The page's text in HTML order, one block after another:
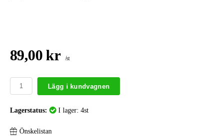
89,00 kr /st
Lägg i kundvagnen
Lagerstatus: I lager: 4st
Önskelistan